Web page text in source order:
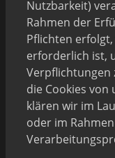
Nutzbarkeit)
Rahmen der
Pflichten
erforderlich ist,
Verpflichtungen
die Cookies
klären wir im
oder im